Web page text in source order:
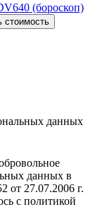
(бороскоп)
стоимость
данных
данных в
от 27.07.2006 г.
с политикой